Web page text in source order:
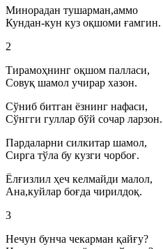
Минорадан тушарман,аммо
Кундан-кун куз оқшоми ғамгин.
2
Тирамоҳнинг оқшом палласи,
Совуқ шамол учирар хазон.
Сўниб битган ёзнинг нафаси,
Сўнгги гуллар бўй сочар ларзон.
Пардаларни силкитар шамол,
Сирга тўла бу кузги чорбоғ.
Ёлғизлил ҳеч келмайди малол,
Ана,куйлар боғда чирилдоқ.
3
Нечун бунча чекарман қайғу?